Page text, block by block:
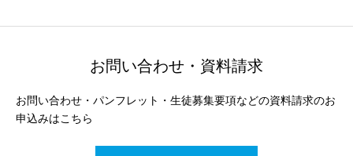
お問い合わせ・資料請求
お問い合わせ・パンフレット・生徒募集要項などの資料請求のお
申込みはこちら